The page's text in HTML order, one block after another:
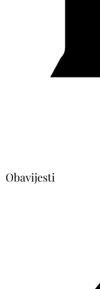
Obavijesti